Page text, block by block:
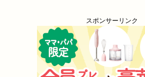
スポンサーリンク